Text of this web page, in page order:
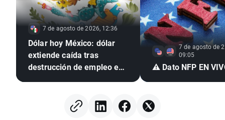
7 de agosto de 2026, 12:36
Dólar hoy México: dólar
extiende caída tras
destrucción de empleo en
7 de agosto de
09:05
⚠️ Dato NFP EN